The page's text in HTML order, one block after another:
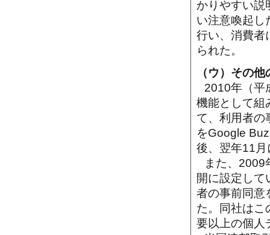
かりやすい説
い注意喚起し
行い、消費者
られた。
（ウ）その
2010年（平
機能として組
て、利用者の
をGoogle
後、翌年11
また、2009
開に設定し
者の事前同意
た。同社はこ
要以上の個人